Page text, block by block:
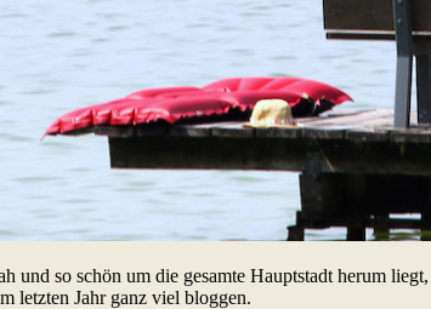
und so schön um die gesamte Hauptstadt herum
letzten Jahr ganz viel bloggen.